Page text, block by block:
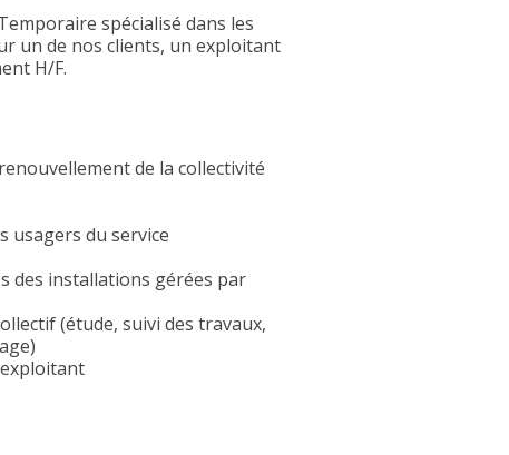
spécialisé dans les
un de nos clients, un exploitant
H/F.
de la collectivité
usagers du service
des installations gérées par
(étude, suivi des travaux,